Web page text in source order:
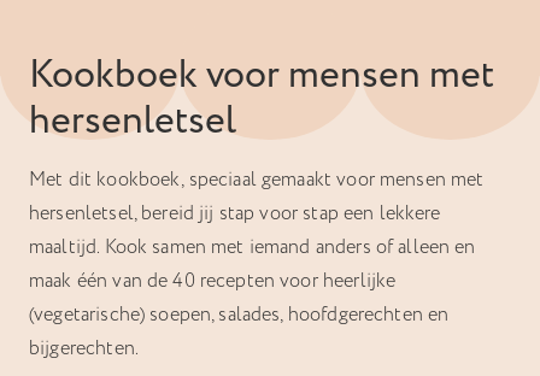
Kookboek voor mensen met
hersenletsel
Met dit kookboek, speciaal gemaakt voor mensen met
hersenletsel, bereid jij stap voor stap een lekkere
maaltijd. Kook samen met iemand anders of alleen en
maak één van de 40 recepten voor heerlijke
(vegetarische) soepen, salades, hoofdgerechten en
bijgerechten.